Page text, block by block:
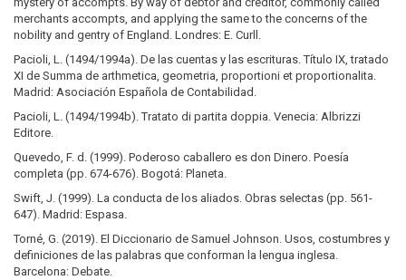
merchants accompts, and applying the same to the concerns of the
nobility and gentry of England. Londres: E. Curll.
Pacioli, L. (1494/1994a). De las cuentas y las escrituras. Título IX, tratado
XI de Summa de arthmetica, geometria, proportioni et proportionalita.
Madrid: Asociación Española de Contabilidad.
Pacioli, L. (1494/1994b). Tratato di partita doppia. Venecia: Albrizzi
Editore.
Quevedo, F. d. (1999). Poderoso caballero es don Dinero. Poesía
completa (pp. 674-676). Bogotá: Planeta.
Swift, J. (1999). La conducta de los aliados. Obras selectas (pp. 561-
647). Madrid: Espasa.
Torné, G. (2019). El Diccionario de Samuel Johnson. Usos, costumbres y
definiciones de las palabras que conforman la lengua inglesa.
Barcelona: Debate.